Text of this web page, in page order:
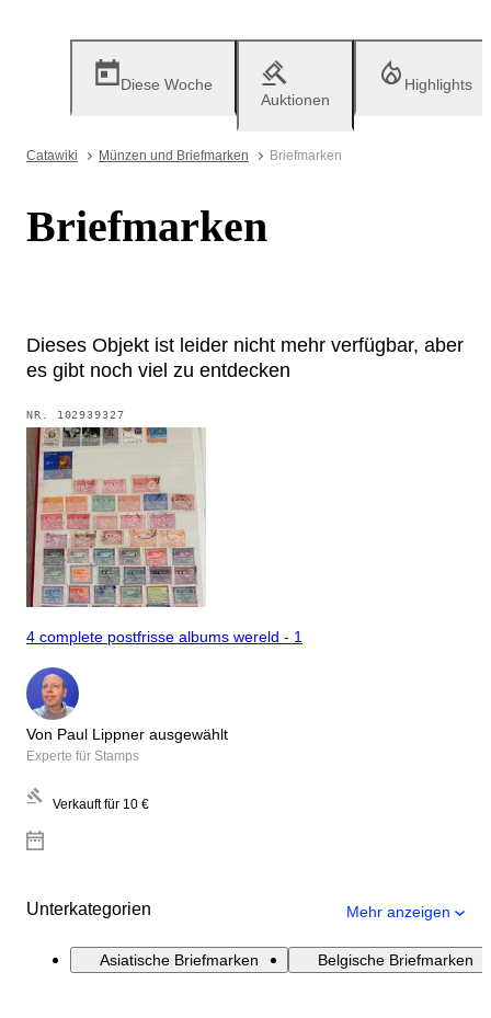
Diese Woche
Auktionen
Highlights
Catawiki Münzen und Briefmarken Briefmarken
Briefmarken
Dieses Objekt ist leider nicht mehr verfügbar, aber
es gibt noch viel zu entdecken
NR. 102939327
4 complete postfrisse albums wereld - 1
Von Paul Lippner ausgewählt
Experte für Stamps
Verkauft für 10 €
Unterkategorien Mehr anzeigen
Asiatische Briefmarken Belgische Briefmarken